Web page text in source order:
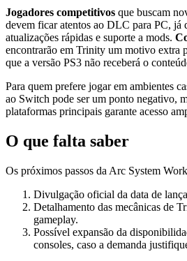
Jogadores competitivos que buscam
devem ficar atentos ao DLC para PC, já
atualizações rápidas e suporte a mods.
encontrarão em Trinity um motivo extra
que a versão PS3 não receberá o
Para quem prefere jogar em ambientes
ao Switch pode ser um ponto negativo,
plataformas principais garante acesso
O que falta saber
Os próximos passos da Arc System
Divulgação oficial da data de
Detalhamento das mecânicas de
gameplay.
Possível expansão da
consoles, caso a demanda